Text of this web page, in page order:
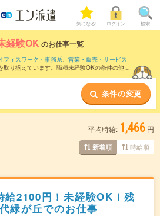
気になる! ログイン 検索
経験OK のお仕事一覧
フィスワーク・事務系、 営業・販売・サービス
取り揃えています。職種未経験OKの条件の他
条件の変更
平均時給: 1,466 円
新着順 時給順
給2100円！未経験OK！残
緑が丘でのお仕事